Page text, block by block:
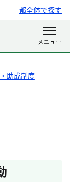
都全体で探す
助成制度